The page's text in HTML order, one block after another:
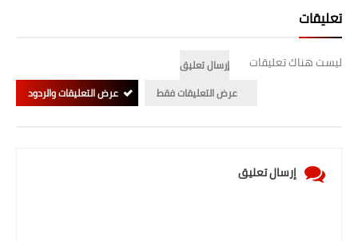
استمارة القبول المركزي
تعليقات
ليست هناك تعليقات
إرسال تعليق
عرض التعليقات فقط
عرض التعليقات والردود
إرسال تعليق